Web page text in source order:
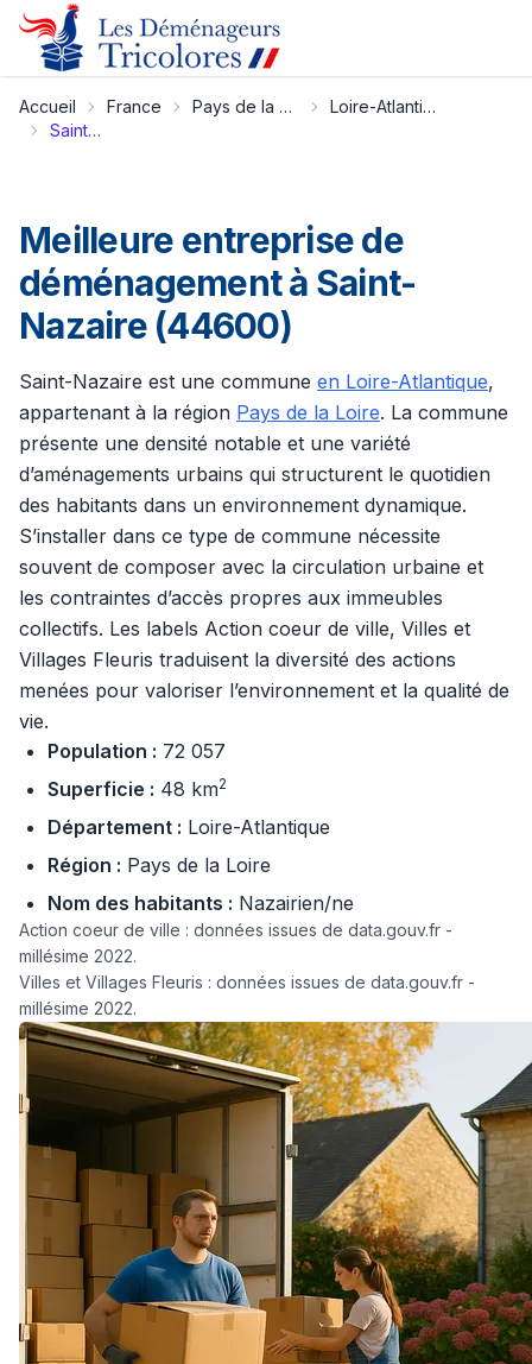
Accueil France Pays de la Loire
Loire-Atlantique
Saint-Nazaire
Meilleure entreprise de
déménagement à Saint-
Nazaire (44600)
Saint-Nazaire est une commune en Loire-Atlantique,
appartenant à la région Pays de la Loire. La commune
présente une densité notable et une variété
d’aménagements urbains qui structurent le quotidien
des habitants dans un environnement dynamique.
S’installer dans ce type de commune nécessite
souvent de composer avec la circulation urbaine et
les contraintes d’accès propres aux immeubles
collectifs. Les labels Action coeur de ville, Villes et
Villages Fleuris traduisent la diversité des actions
menées pour valoriser l’environnement et la qualité de
vie.
Population : 72 057
Superficie : 48 km2
Département : Loire-Atlantique
Région : Pays de la Loire
Nom des habitants : Nazairien/ne
Action coeur de ville : données issues de data.gouv.fr -
millésime 2022.
Villes et Villages Fleuris : données issues de data.gouv.fr -
millésime 2022.